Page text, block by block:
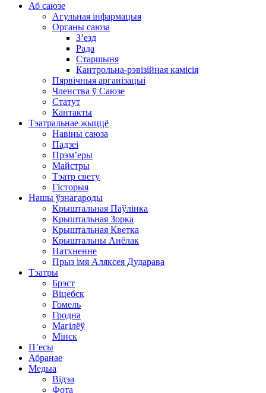
Аб саюзе
Агульная інфармацыя
Органы саюза
З’езд
Рада
Старшыня
Кантрольна-рэвізійная камісія
Пярвічныя арганізацыі
Членства ў Саюзе
Статут
Кантакты
Тэатральнае жыццё
Навіны саюза
Падзеі
Прэм’еры
Майстры
Тэатр свету
Гісторыя
Нашы ўзнагароды
Крыштальная Паўлінка
Крыштальная Зорка
Крыштальная Кветка
Крыштальны Анёлак
Натхненне
Прыз імя Аляксея Дударава
Тэатры
Брэст
Віцебск
Гомель
Гродна
Магілёў
Мінск
П’есы
Абранае
Медыа
Відэа
Фота